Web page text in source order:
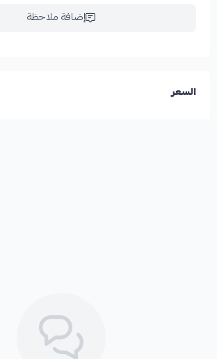
إضافة ملاحظة
السعر